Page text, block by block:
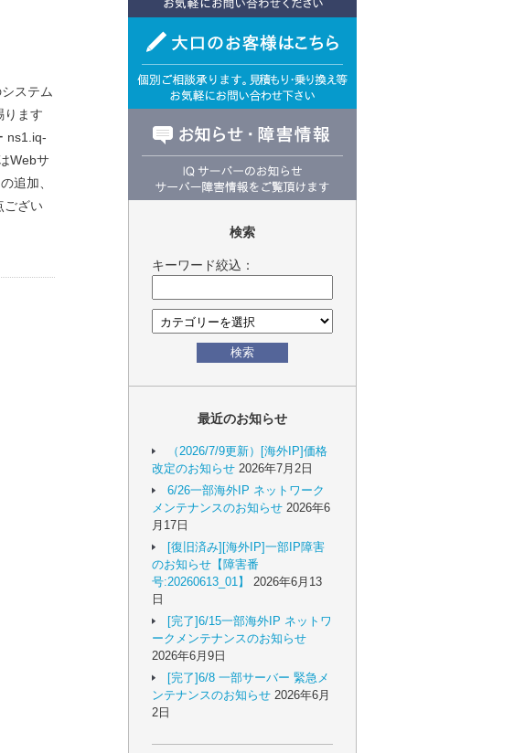
ステム
ります
ns1.iq-
Webサ
追加、
ござい
検索
キーワード絞込：
検索
最近のお知らせ
（2026/7/9更新）[海外IP]価格
改定のお知らせ 2026年7月2日
6/26一部海外IP ネットワーク
メンテナンスのお知らせ 2026年6
月17日
[復旧済み][海外IP]一部IP障害
のお知らせ【障害番
号:20260613_01】
2026年6月13
日
[完了]6/15一部海外IP ネットワ
ークメンテナンスのお知らせ
2026年6月9日
[完了]6/8 一部サーバー 緊急メ
ンテナンスのお知らせ 2026年6月
2日